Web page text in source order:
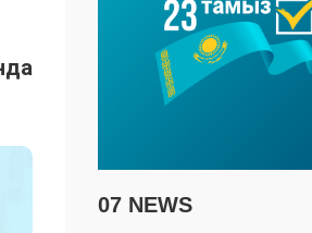
07 NEWS